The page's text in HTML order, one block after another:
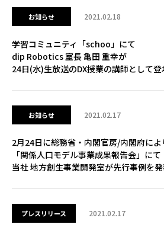
お知らせ 2021.02.18
学習コミュニティ「schoo」にて
dip Robotics 室長 亀田 重幸が
24日(水)生放送のDX授業の講師として登
お知らせ 2021.02.17
2月24日に総務省・内閣官房/内閣府に
「関係人口モデル事業成果報告会」にて
当社 地方創生事業開発室が先行事例を
プレスリリース 2021.02.17